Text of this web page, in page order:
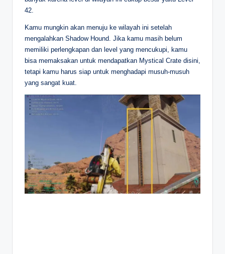
42.
Kamu mungkin akan menuju ke wilayah ini setelah
mengalahkan Shadow Hound. Jika kamu masih belum
memiliki perlengkapan dan level yang mencukupi, kamu
bisa memaksakan untuk mendapatkan Mystical Crate disini,
tetapi kamu harus siap untuk menghadapi musuh-musuh
yang sangat kuat.